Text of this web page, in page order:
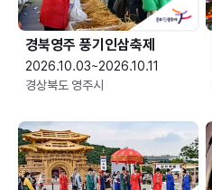
경북영주 풍기인삼축제
2026.10.03~2026.10.11
경상북도 영주시